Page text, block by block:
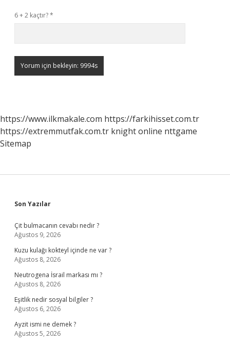
6 + 2 kaçtır?*
https://www.ilkmakale.com https://farkihisset.com.tr
https://extremmutfak.com.tr knight online nttgame
Sitemap
Sidebar
Son Yazılar
Çit bulmacanın cevabı nedir ?
Ağustos 9, 2026
Kuzu kulağı kokteyl içinde ne var ?
Ağustos 8, 2026
Neutrogena İsrail markası mı ?
Ağustos 8, 2026
Eşitlik nedir sosyal bilgiler ?
Ağustos 6, 2026
Ayzit ismi ne demek ?
Ağustos 5, 2026